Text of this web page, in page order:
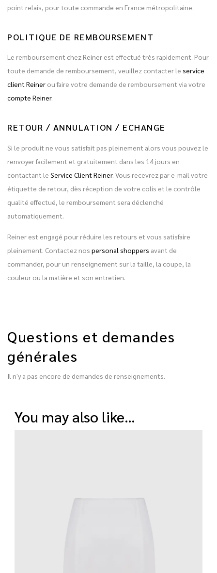
point relais, pour toute commande en France métropolitaine.
POLITIQUE DE REMBOURSEMENT
Le remboursement chez Reiner est effectué très rapidement. Pour
toute demande de remboursement, veuillez contacter le service
client Reiner ou faire votre demande de remboursement via votre
compte Reiner.
RETOUR / ANNULATION / ECHANGE
Si le produit ne vous satisfait pas pleinement alors vous pouvez le
renvoyer facilement et gratuitement dans les 14 jours en
contactant le Service Client Reiner. Vous recevrez par e-mail votre
étiquette de retour, dès réception de votre colis et le contrôle
qualité effectué, le remboursement sera déclenché
automatiquement.
Reiner est engagé pour réduire les retours et vous satisfaire
pleinement. Contactez nos personal shoppers avant de
commander, pour un renseignement sur la taille, la coupe, la
couleur ou la matière et son entretien.
Questions et demandes
générales
Il n'y a pas encore de demandes de renseignements.
you may also like…